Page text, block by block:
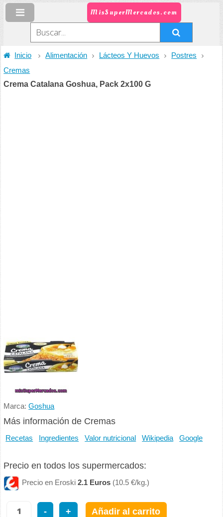
MisSuperMercados.com
Inicio Alimentación Lácteos Y Huevos
Postres
Cremas
Crema Catalana Goshua, Pack 2x100 G
Marca:Goshua
Más información de Cremas
Recetas Ingredientes Valor nutricional Wikipedia Google
Precio en todos los supermercados:
Precio en Eroski2.1 Euros (10.5 €/kg.)
- + Añadir al carrito